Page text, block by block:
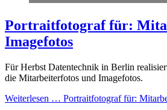
Portraitfotograf für:
Imagefotos
Für Herbst Datentechnik in Berlin
die Mitarbeiterfotos und Imagefotos.
Weiterlesen … Portraitfotograf für: